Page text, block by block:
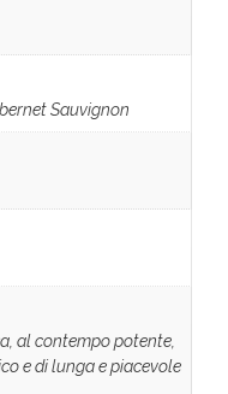
Sauvignon
al contempo potente,
e di lunga e piacevole